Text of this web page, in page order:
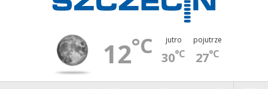
12°C jutro
30°C
pojutrze
27°C